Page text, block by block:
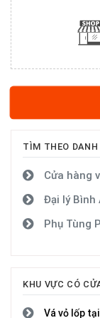
TÌM THEO
Cửa hàng
Đại lý Bình
Phụ Tùng
KHU VỰC CÓ
Vá vỏ lốp